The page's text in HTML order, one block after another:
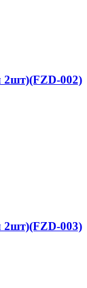
2шт)(FZD-002)
2шт)(FZD-003)